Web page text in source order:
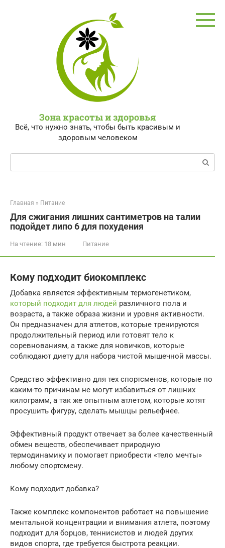
Зона красоты и здоровья
Всё, что нужно знать, чтобы быть красивым и
здоровым человеком
Поиск:
Главная » Питание
Для сжигания лишних сантиметров на талии
подойдет липо 6 для похудения
На чтение: 18 мин Питание
Кому подходит биокомплекс
Добавка является эффективным термогенетиком,
который подходит для людей различного пола и
возраста, а также образа жизни и уровня активности.
Он предназначен для атлетов, которые тренируются
продолжительный период или готовят тело к
соревнованиям, а также для новичков, которые
соблюдают диету для набора чистой мышечной массы.
Средство эффективно для тех спортсменов, которые по
каким-то причинам не могут избавиться от лишних
килограмм, а так же опытным атлетом, которые хотят
просушить фигуру, сделать мышцы рельефнее.
Эффективный продукт отвечает за более качественный
обмен веществ, обеспечивает природную
термодинамику и помогает приобрести «тело мечты»
любому спортсмену.
Кому подходит добавка?
Также комплекс компонентов работает на повышение
ментальной концентрации и внимания атлета, поэтому
подходит для борцов, теннисистов и людей других
видов спорта, где требуется быстрота реакции.